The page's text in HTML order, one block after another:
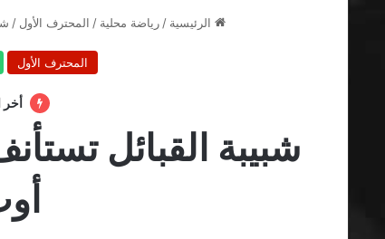
الرئيسية / رياضة محلية / المحترف الأول /
المحترف الأول
أخر